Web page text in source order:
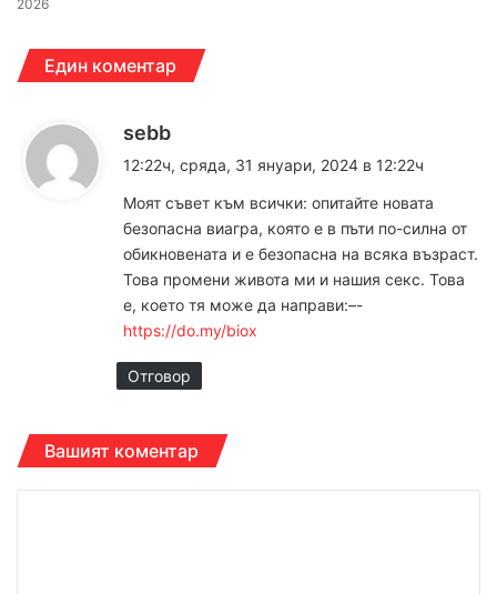
2026
Един коментар
sebb
а
:
12:22ч, сряда, 31 януари, 2024 в 12:22ч
Моят съвет към всички: опитайте новата
безопасна виагра, която е в пъти по-силна от
обикновената и е безопасна на всяка възраст.
Това промени живота ми и нашия секс. Това
е, което тя може да направи:–-
https://do.my/biox
Отговор
Вашият коментар